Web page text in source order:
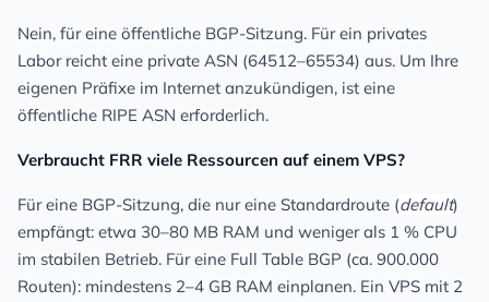
Nein, für eine öffentliche BGP-Sitzung. Für ein privates
Labor reicht eine private ASN (64512–65534) aus. Um Ihre
eigenen Präfixe im Internet anzukündigen, ist eine
öffentliche RIPE ASN erforderlich.
Verbraucht FRR viele Ressourcen auf einem VPS?
Für eine BGP-Sitzung, die nur eine Standardroute (default)
empfängt: etwa 30–80 MB RAM und weniger als 1 % CPU
im stabilen Betrieb. Für eine Full Table BGP (ca. 900.000
Routen): mindestens 2–4 GB RAM einplanen. Ein VPS mit 2